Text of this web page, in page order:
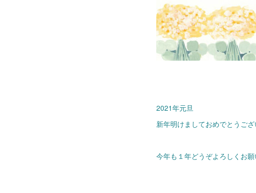
2021年元旦
新年明けましておめでとうご
今年も１年どうぞよろしくお